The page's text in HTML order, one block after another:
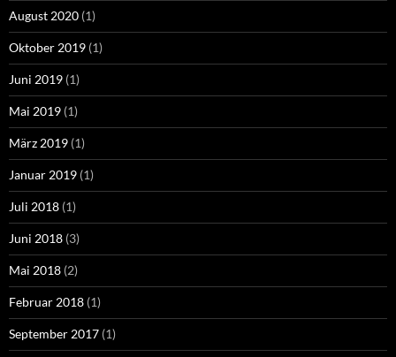
August 2020 (1)
Oktober 2019 (1)
Juni 2019 (1)
Mai 2019 (1)
März 2019 (1)
Januar 2019 (1)
Juli 2018 (1)
Juni 2018 (3)
Mai 2018 (2)
Februar 2018 (1)
September 2017 (1)